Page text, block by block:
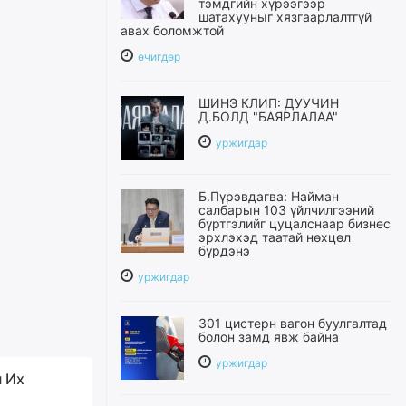
Их
тэмдгийн хүрээгээр
шатахууныг хязгаарлалтгүй
авах боломжтой
өчигдѳр
ШИНЭ КЛИП: ДУУЧИН
Д.БОЛД "БАЯРЛАЛАА"
уржигдар
Б.Пүрэвдагва: Найман
салбарын 103 үйлчилгээний
бүртгэлийг цуцалснаар бизнес
эрхлэхэд таатай нөхцөл
бүрдэнэ
уржигдар
301 цистерн вагон буулгалтад
болон замд явж байна
уржигдар